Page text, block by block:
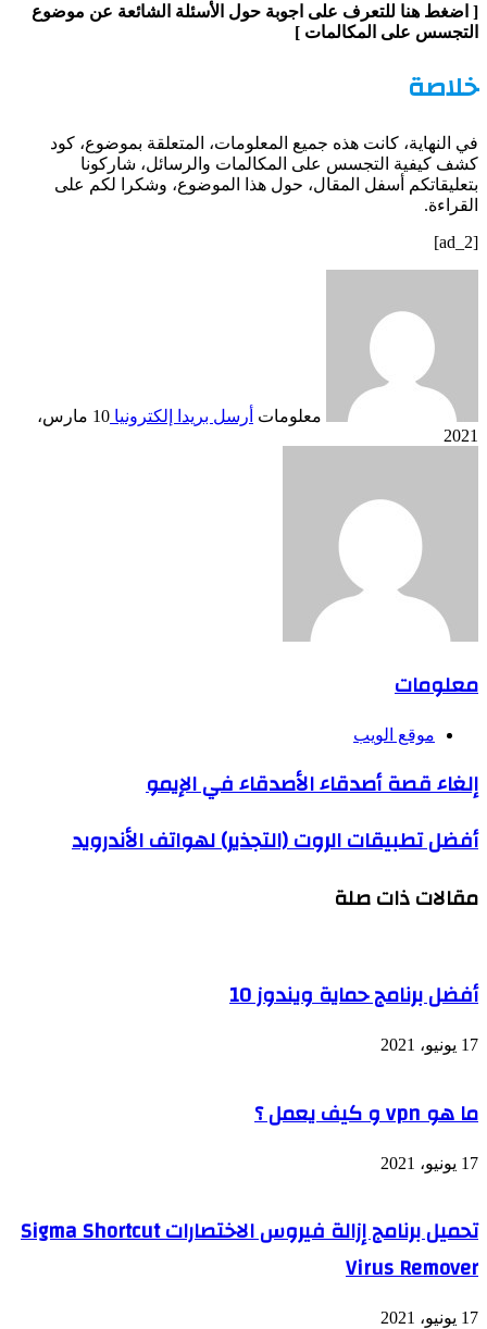
[ اضغط هنا للتعرف على اجوبة حول الأسئلة الشائعة عن موضوع
التجسس على المكالمات ]
خلاصة
في النهاية، كانت هذه جميع المعلومات، المتعلقة بموضوع، كود
كشف كيفية التجسس على المكالمات والرسائل، شاركونا
بتعليقاتكم أسفل المقال، حول هذا الموضوع، وشكرا لكم على
القراءة.
[ad_2]
معلومات أرسل بريدا إلكترونيا
10 مارس،
2021
معلومات
موقع الويب
إلغاء قصة أصدقاء الأصدقاء في الإيمو
أفضل تطبيقات الروت (التجذير) لهواتف الأندرويد
مقالات ذات صلة
أفضل برنامج حماية ويندوز 10
17 يونيو، 2021
ما هو vpn و كيف يعمل ؟
17 يونيو، 2021
تحميل برنامج إزالة فيروس الاختصارات Sigma Shortcut
Virus Remover
17 يونيو، 2021